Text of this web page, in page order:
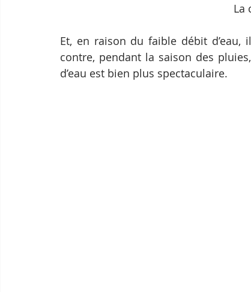
La
Et, en raison du faible débit
contre, pendant la saison des
d’eau est bien plus spectaculaire.